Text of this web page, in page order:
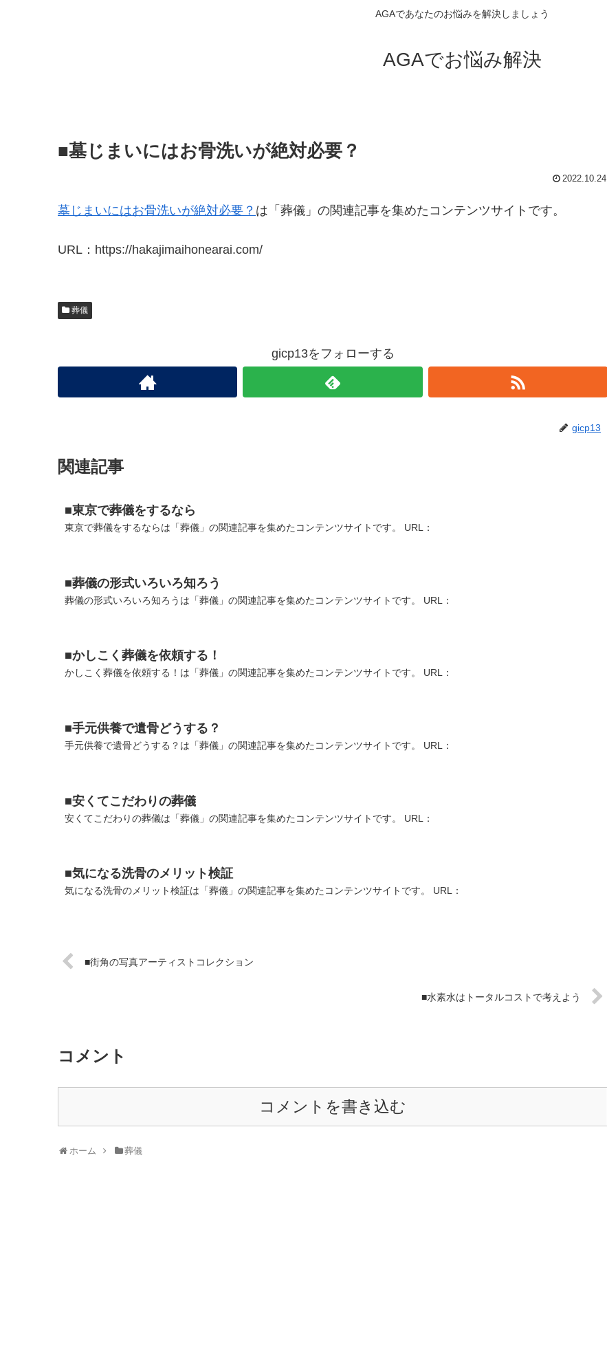
AGAであなたのお悩みを解決しましょう
AGAでお悩み解決
■墓じまいにはお骨洗いが絶対必要？
2022.10.24
墓じまいにはお骨洗いが絶対必要？ は「葬儀」の関連記事を集めたコンテンツサイトです。
URL：https://hakajimaihonearai.com/
葬儀
gicp13をフォローする
gicp13
関連記事
■東京で葬儀をするなら
東京で葬儀をするならは「葬儀」の関連記事を集めたコンテンツサイトです。 URL：
■葬儀の形式いろいろ知ろう
葬儀の形式いろいろ知ろうは「葬儀」の関連記事を集めたコンテンツサイトです。 URL：
■かしこく葬儀を依頼する！
かしこく葬儀を依頼する！は「葬儀」の関連記事を集めたコンテンツサイトです。 URL：
■手元供養で遺骨どうする？
手元供養で遺骨どうする？は「葬儀」の関連記事を集めたコンテンツサイトです。 URL：
■安くてこだわりの葬儀
安くてこだわりの葬儀は「葬儀」の関連記事を集めたコンテンツサイトです。 URL：
■気になる洗骨のメリット検証
気になる洗骨のメリット検証は「葬儀」の関連記事を集めたコンテンツサイトです。 URL：
■街角の写真アーティストコレクション
■水素水はトータルコストで考えよう
コメント
コメントを書き込む
ホーム 葬儀